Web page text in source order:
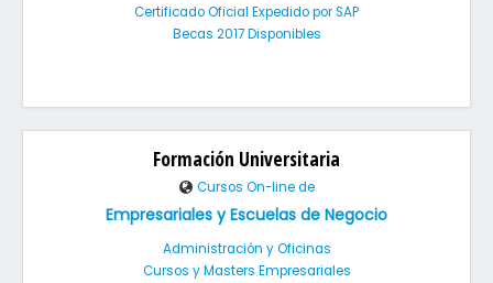
Certificado Oficial Expedido por SAP
Becas 2017 Disponibles
Formación Universitaria
Cursos On-line de
Empresariales y Escuelas de Negocio
Administración y Oficinas
Cursos y Masters Empresariales